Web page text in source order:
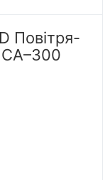
Повітря-